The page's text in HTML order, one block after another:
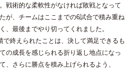
戦術的な柔軟性がなければ敗戦となって
が、チームはここまでの6試合で積み重ね
、最後までやり切ってくれました。
終えられたことは、決して満足できるも
の成長を感じられる折り返し地点になっ
、さらに勝点を積み上げられるよう、